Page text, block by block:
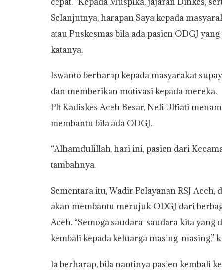
Selanjutnya, harapan Saya kepada
atau Puskesmas bila ada pasien ODGJ
katanya.
Iswanto berharap kepada masyarakat
dan memberikan motivasi kepada mereka.
Plt Kadiskes Aceh Besar, Neli Ulfiati
membantu bila ada ODGJ.
“Alhamdulillah, hari ini, pasien dari
tambahnya.
Sementara itu, Wadir Pelayanan RSJ
akan membantu merujuk ODGJ dari
Aceh. “Semoga saudara-saudara kita
kembali kepada keluarga masing-masing,”
Ia berharap, bila nantinya pasien kembali